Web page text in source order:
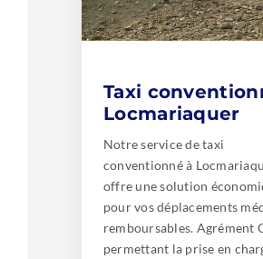
Taxi
Locmariaquer
Notre service de taxi
conventionné à
offre une solution
pour vos déplacements
remboursables. Agrément
permettant la prise en